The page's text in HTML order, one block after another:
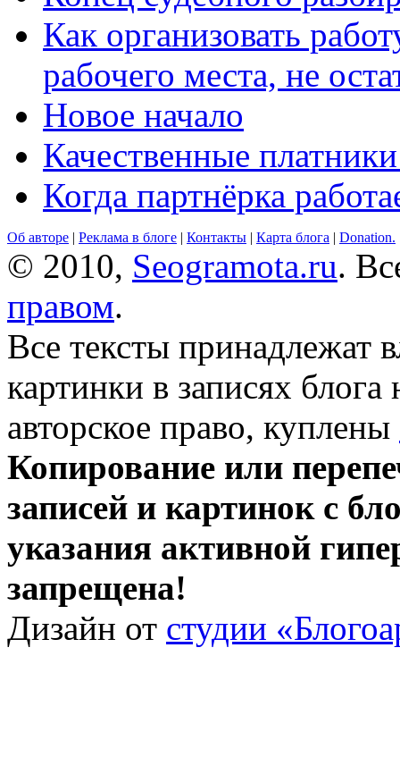
Как организовать
рабочего места, не
Новое начало
Качественные
Когда партнёрка
Об авторе | Реклама в блоге | Контакты | Карта блога | Donation.
© 2010, Seogramota.ru.
правом.
Все тексты принадлежат
картинки в записях
авторское право, куплены
Копирование или
записей и картинок с
указания активной
запрещена!
Дизайн от студии